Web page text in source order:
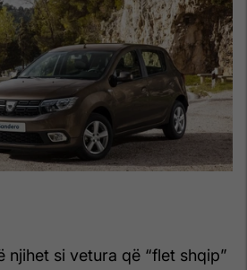
njihet si vetura që “flet shqip”